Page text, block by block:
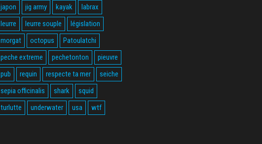
japon
jig army kayak
labrax
leurre
leurre souple
législation
morgat
octopus
Patoulatchi
peche extreme
pechetonton
pieuvre
pub
requin respecte ta mer
seiche
sepia officinalis
shark
squid
turlutte
underwater usa wtf